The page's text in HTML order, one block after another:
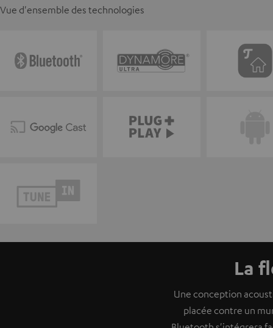
Vue d'ensemble des technologies
La
Une conception
placée contre un